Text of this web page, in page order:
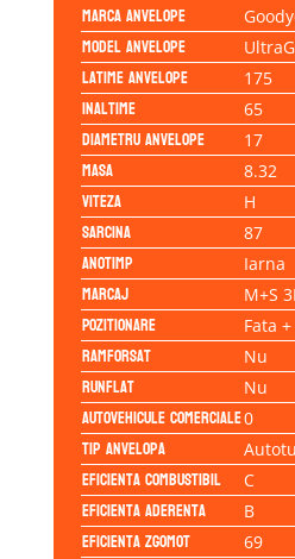
Marca anvelope
Model anvelope
Latime anvelope 175
Inaltime 65
Diametru anvelope 17
Masa 8.32
Viteza H
Sarcina 87
Anotimp Iarna
Marcaj M+S
Pozitionare Fata
Ramforsat Nu
Runflat Nu
Autovehicule comerciale0
Tip anvelopa
Eficienta Combustibil C
Eficienta Aderenta B
Eficienta Zgomot 69